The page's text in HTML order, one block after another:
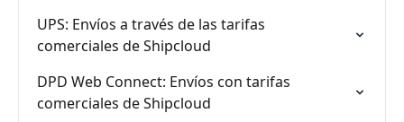
UPS: Envíos a través de las tarifas
comerciales de Shipcloud
DPD Web Connect: Envíos con tarifas
comerciales de Shipcloud